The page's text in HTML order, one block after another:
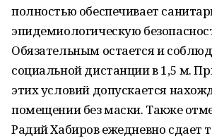
полностью обеспечивает
эпидемиологическую
Обязательным остается и
социальной дистанции в 1,5 м.
этих условий допускается
помещении без маски. Также
Радий Хабиров ежедневно сдает